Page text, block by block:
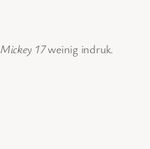
Mickey 17weinig indruk.